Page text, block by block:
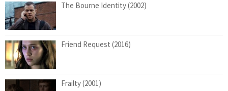
The Bourne Identity (2002)
Friend Request (2016)
Frailty (2001)